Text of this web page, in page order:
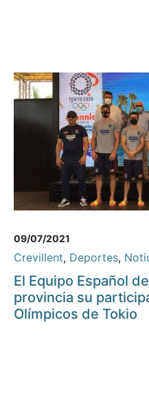
09/07/2021
Crevillent, Deportes,
El Equipo Español
provincia su
Olímpicos de Tokio